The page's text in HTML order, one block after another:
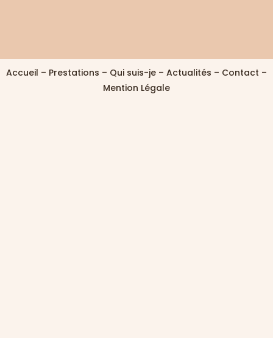
Accueil – Prestations – Qui suis-je – Actualités – Contact –
Mention Légale